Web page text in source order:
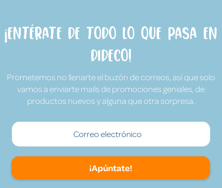
¡Entérate de todo lo que pasa en
Dideco!
Prometemos no llenarte el buzón de correos, así que solo
vamos a enviarte mails de promociones geniales, de
productos nuevos y alguna que otra sorpresa.
¡Apúntate!